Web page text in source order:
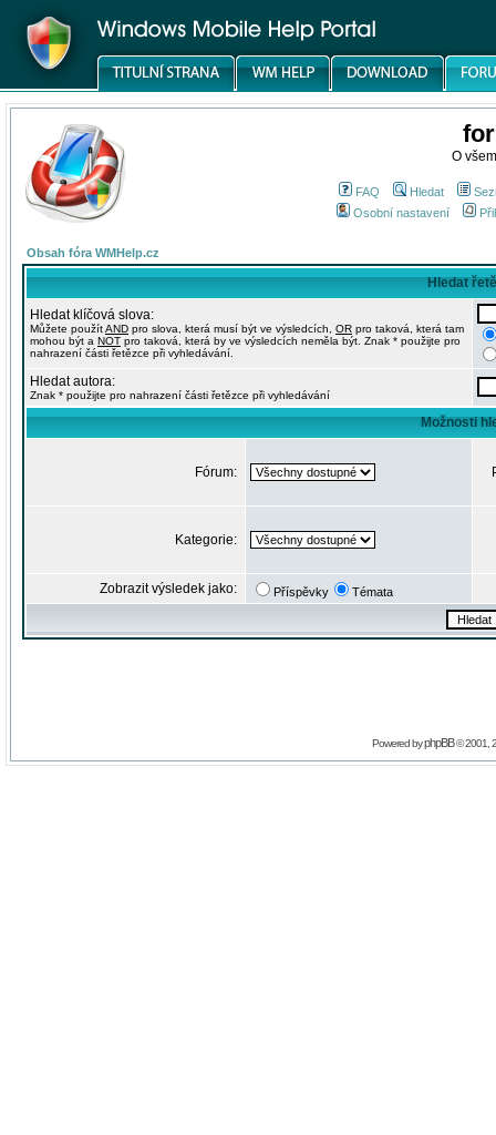
O
FAQ Hledat
Osobní nastavení
Obsah fóra WMHelp.cz
Hledat
Hledat klíčová slova:
Můžete použítAND pro slova, která musí být ve výsledcích, OR pro taková, která tam
mohou být a NOT pro taková, která by ve výsledcích neměla být. Znak * použijte pro
nahrazení části řetězce při vyhledávání.
Hledat autora:
Znak * použijte pro nahrazení části řetězce při vyhledávání
Možnosti
Fórum:
Kategorie:
Zobrazit výsledek jako: Příspěvky Témata
Powered byphpBB© 2001,